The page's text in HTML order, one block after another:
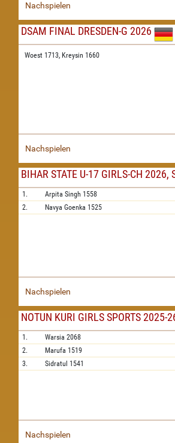
Nachspielen
DSAM FINAL DRESDEN-G 2026
Woest 1713, Kreysin 1660
Nachspielen
BIHAR STATE U-17 GIRLS-CH 2026,
1. Arpita Singh 1558
2.
Navya Goenka 1525
Nachspielen
NOTUN KURI GIRLS SPORTS 2025-
1. Warsia 2068
2.
Marufa 1519
3.
Sidratul 1541
Nachspielen